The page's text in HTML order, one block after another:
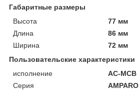
Габаритные размеры
Высота
77 мм
Длина
86 мм
Ширина
72 мм
Пользовательские характеристики
исполнение
AC-MCB
Серия
AMPARO